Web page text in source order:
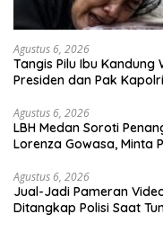
Agustus 6, 2026
Tangis Pilu Ibu Kandung
Presiden dan Pak
Agustus 6, 2026
‎LBH Medan Soroti
Lorenza Gowasa, Minta
Agustus 6, 2026
Jual-Jadi Pameran
Ditangkap Polisi Saat